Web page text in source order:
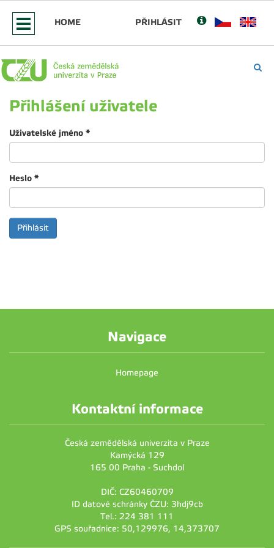
HOME PŘIHLÁSIT
Přihlášení uživatele
Uživatelské jméno *
Heslo *
Navigace
Homepage
Kontaktní informace
Česká zemědělská univerzita v Praze
Kamýcká 129
165 00 Praha - Suchdol
DIČ: CZ60460709
ID datové schránky ČZU: 3hdj9cb
Tel.: 224 381 111
GPS souřadnice: 50,129976, 14,373707